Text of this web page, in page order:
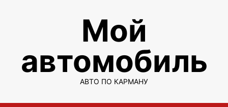
Мой
автомобиль
АВТО ПО КАРМАНУ